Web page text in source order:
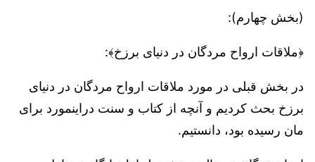
(بخش چهارم):
﴿ملاقات ارواح مردگان در دنیای برزخ﴾:
در بخش قبلی در مورد ملاقات ارواح مردگان در دنیای
برزخ بحث کردیم و آنچه از کتاب و سنت دراینمورد برای
مان رسیده بود، دانستیم.